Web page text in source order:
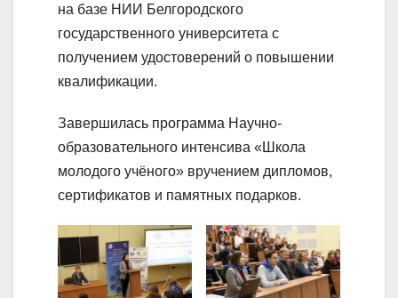
на базе НИИ Белгородского
государственного университета с
получением удостоверений о повышении
квалификации.
Завершилась программа Научно-
образовательного интенсива «Школа
молодого учёного» вручением дипломов,
сертификатов и памятных подарков.